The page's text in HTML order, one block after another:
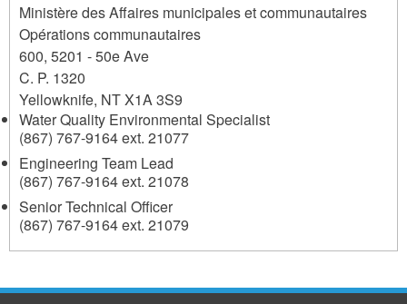
Ministère des Affaires municipales et communautaires
Opérations communautaires
600, 5201 - 50e Ave
C. P. 1320
Yellowknife, NTX1A 3S9
Water Quality Environmental Specialist
(867) 767-9164 ext. 21077
Engineering Team Lead
(867) 767-9164 ext. 21078
Senior Technical Officer
(867) 767-9164 ext. 21079